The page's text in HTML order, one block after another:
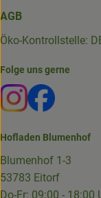
AGB
Öko-Kontrollstelle:
Folge uns gerne
Externer Link
Externer
Hofladen Blumenhof
Blumenhof 1-3
53783 Eitorf
Do-Fr: 09:00 - 18:00